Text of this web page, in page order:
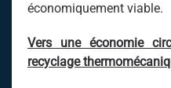
économiquement viable.
Vers une économie
recyclage